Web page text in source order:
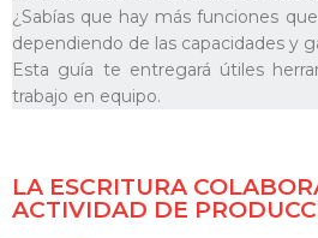
¿Sabías que hay más funciones
dependiendo de las capacidades y
Esta guía te entregará útiles
trabajo en equipo.
LA ESCRITURA
ACTIVIDAD DE